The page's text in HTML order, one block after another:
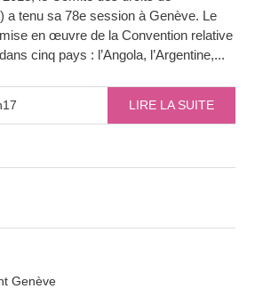
a tenu sa 78e session à Genève. Le
en œuvre de la Convention relative
cinq pays : l’Angola, l’Argentine,...
LIRE LA SUITE
Genève